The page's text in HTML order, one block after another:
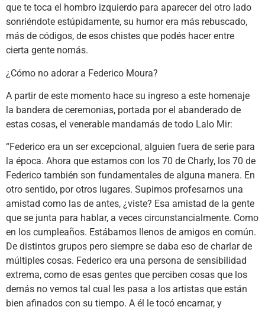
que te toca el hombro izquierdo para aparecer del otro lado
sonriéndote estúpidamente, su humor era más rebuscado,
más de códigos, de esos chistes que podés hacer entre
cierta gente nomás.
¿Cómo no adorar a Federico Moura?
A partir de este momento hace su ingreso a este homenaje
la bandera de ceremonias, portada por el abanderado de
estas cosas, el venerable mandamás de todo Lalo Mir:
“Federico era un ser excepcional, alguien fuera de serie para
la época. Ahora que estamos con los 70 de Charly, los 70 de
Federico también son fundamentales de alguna manera. En
otro sentido, por otros lugares. Supimos profesarnos una
amistad como las de antes, ¿viste? Esa amistad de la gente
que se junta para hablar, a veces circunstancialmente. Como
en los cumpleaños. Estábamos llenos de amigos en común.
De distintos grupos pero siempre se daba eso de charlar de
múltiples cosas. Federico era una persona de sensibilidad
extrema, como de esas gentes que perciben cosas que los
demás no vemos tal cual les pasa a los artistas que están
bien afinados con su tiempo. A él le tocó encarnar, y